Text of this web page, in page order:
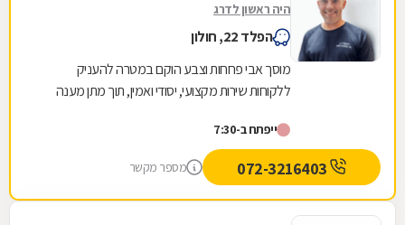
היה ראשון לדרג
הפלד 22, חולון
מוסך אבי פחחות וצבע הוקם במטרה להעניק
ללקוחות שירות מקצועי, יסודי ואמין, תוך מתן מענה
ניסיון,...
ייפתח ב-7:30
מספר מקשר